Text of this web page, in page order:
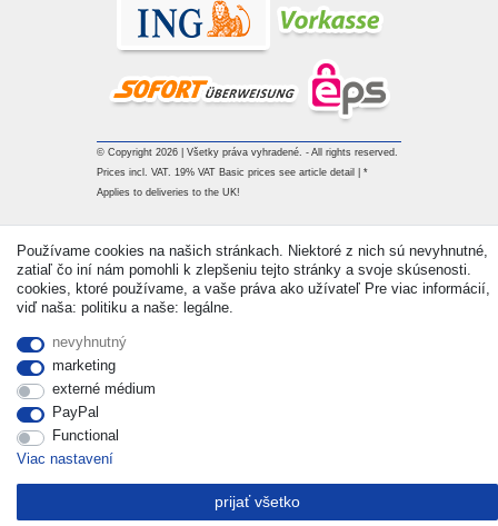
© Copyright 2026 | Všetky práva vyhradené. - All rights reserved.
Prices incl. VAT. 19% VAT Basic prices see article detail | *
Applies to deliveries to the UK!
Používame cookies na našich stránkach. Niektoré z nich sú nevyhnutné,
zatiaľ čo iní nám pomohli k zlepšeniu tejto stránky a svoje skúsenosti.
cookies, ktoré používame, a vaše práva ako užívateľ Pre viac informácií,
viď naša: politiku a naše: legálne.
nevyhnutný
marketing
externé médium
PayPal
Functional
Viac nastavení
prijať všetko
Withdraw from contract here Kontakt